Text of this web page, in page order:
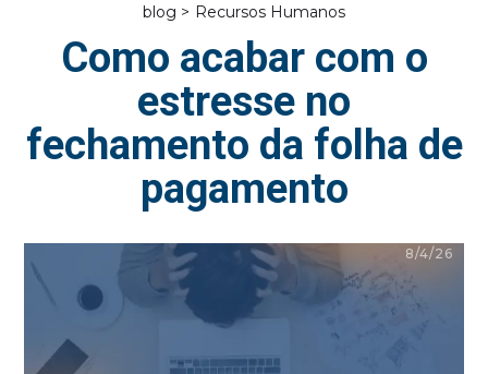
blog > Recursos Humanos
Como acabar com o
estresse no
fechamento da folha de
pagamento
8/4/26